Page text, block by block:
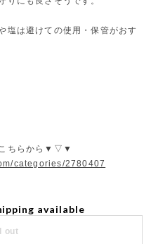
塩は避けての使用・保管がおす
ちらから▼▽▼
categories/2780407
available
out